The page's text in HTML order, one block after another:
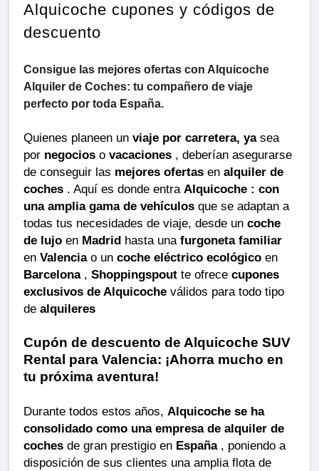
Alquicoche cupones y códigos de
descuento
Consigue las mejores ofertas con Alquicoche
Alquiler de Coches: tu compañero de viaje
perfecto por toda España.
Quienes planeen un viaje por carretera, yasea
por negocios o vacaciones , deberían asegurarse
de conseguir las mejores ofertas en alquiler de
coches . Aquí es donde entra Alquicoche : con
una amplia gama de vehículos que se adaptan a
todas tus necesidades de viaje, desde un coche
de lujo en Madrid hasta una furgoneta familiar
en Valenciao un coche eléctrico ecológico en
Barcelona, ​​Shoppingspout te ofrece cupones
exclusivos de Alquicoche válidos para todo tipo
de alquileres
Cupón de descuento de Alquicoche SUV
Rental para Valencia: ¡Ahorra mucho en
tu próxima aventura!
Durante todos estos años, Alquicoche se ha
consolidado como una empresa de alquiler de
coches de gran prestigio en España, poniendo a
disposición de sus clientes una amplia flota de